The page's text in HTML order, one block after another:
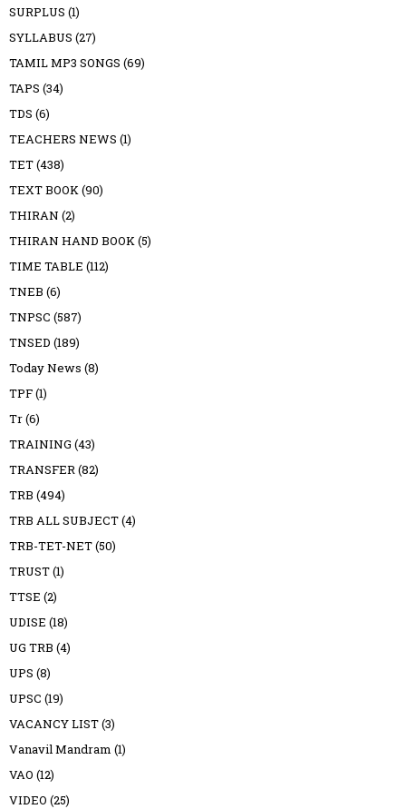
SURPLUS (1)
SYLLABUS (27)
TAMIL MP3 SONGS (69)
TAPS (34)
TDS (6)
TEACHERS NEWS (1)
TET(438)
TEXT BOOK(90)
THIRAN (2)
THIRAN HAND BOOK(5)
TIME TABLE (112)
TNEB (6)
TNPSC (587)
TNSED (189)
Today News (8)
TPF(1)
Tr(6)
TRAINING (43)
TRANSFER(82)
TRB (494)
TRB ALL SUBJECT(4)
TRB-TET-NET(50)
TRUST(1)
TTSE (2)
UDISE (18)
UG TRB (4)
UPS (8)
UPSC (19)
VACANCY LIST(3)
Vanavil Mandram (1)
VAO (12)
VIDEO (25)